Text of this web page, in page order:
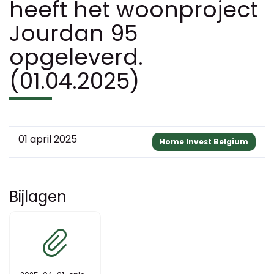
heeft het woonproject
Jourdan 95
opgeleverd.
(01.04.2025)
01 april 2025 Home Invest Belgium
Bijlagen